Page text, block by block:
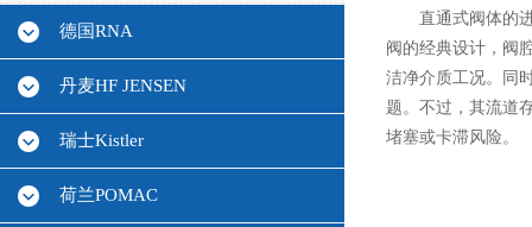
德国RNA
丹麦HF JENSEN
瑞士Kistler
荷兰POMAC
直通式阀体的进
阀的经典设计，阀
洁净介质工况。同
题。不过，其流道
堵塞或卡滞风险。